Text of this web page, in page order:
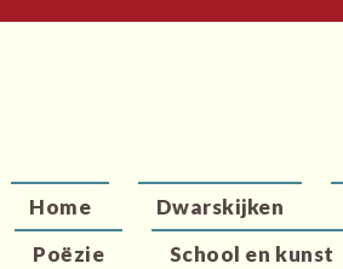
Home Dwarskijken
Poëzie
School en kunst